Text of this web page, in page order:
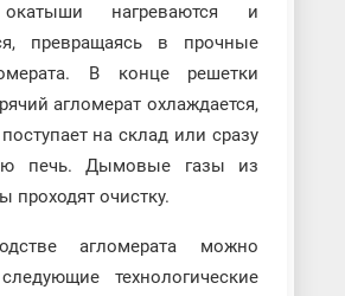
нагреваются и
превращаясь в прочные
В конце решетки
агломерат охлаждается,
на склад или сразу
печь. Дымовые газы из
проходят очистку.
агломерата можно
технологические